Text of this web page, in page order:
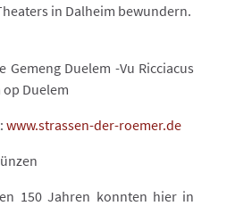
in Dalheim bewundern.
Gemeng Duelem -Vu Ricciacus
op Duelem
www.strassen-der-roemer.de
150 Jahren konnten hier in